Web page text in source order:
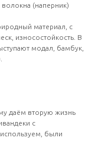
(наперник)
материал, с
износостойкость. В
модал, бамбук,
даём вторую жизнь
с
были